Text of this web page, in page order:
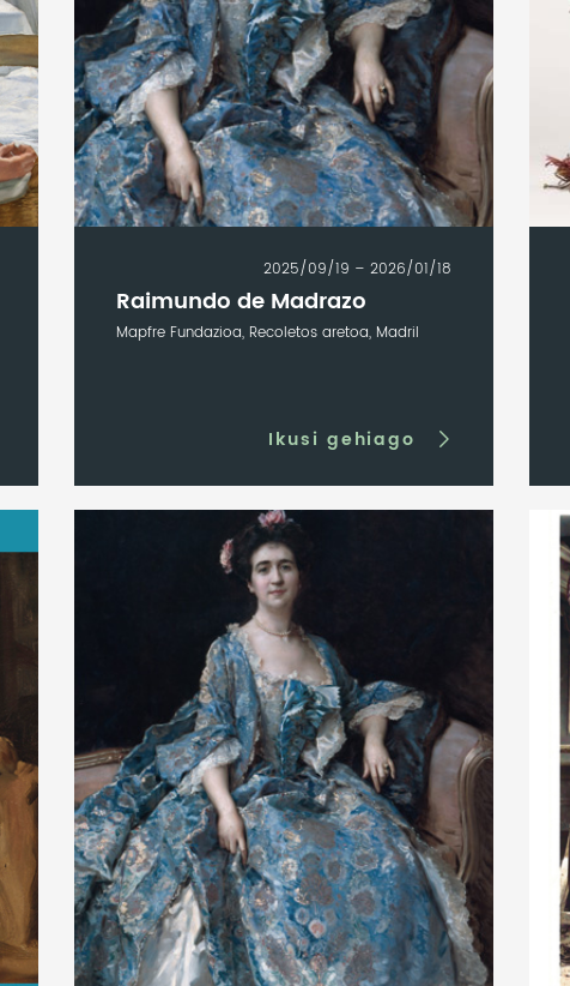
2025/09/19 – 2026/01/18
Raimundo de Madrazo
Mapfre Fundazioa, Recoletos aretoa, Madril
Ikusi gehiago